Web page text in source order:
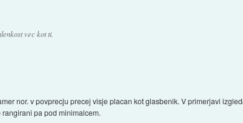
vec kot ti.
nor. v povprecju precej visje placan kot glasbenik. V primerjavi
pa pod minimalcem.